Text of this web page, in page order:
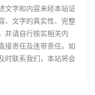
文字和内容未经本站证
、文字的真实性、完整
并请自行核实相关内
接责任及连带责任。如
时联系我们，本站将会